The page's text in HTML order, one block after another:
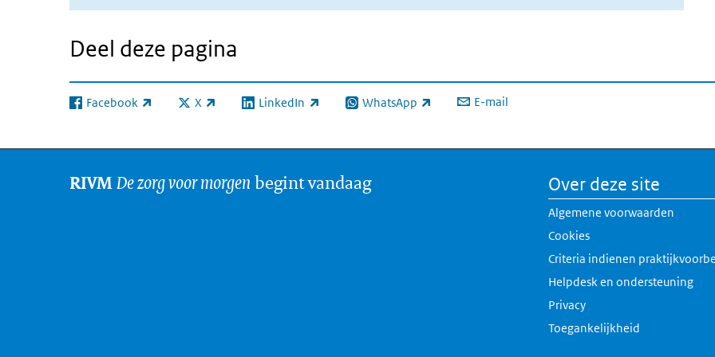
Deel deze pagina
Facebook
(externe link) X
(externe link) LinkedIn
(externe link) WhatsApp
(externe link) E-mail
RIVMDe zorg voor morgen begint vandaag Over deze site
Algemene voorwaarden
Cookies
Criteria indienen
Helpdesk en ondersteuning
Privacy
Toegankelijkheid